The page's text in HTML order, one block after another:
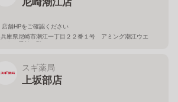
店舗HPをご確認ください
兵庫県尼崎市潮江一丁目２２番１号 アミング潮江ウエ
スト１番館１階
スギ薬局
上坂部店